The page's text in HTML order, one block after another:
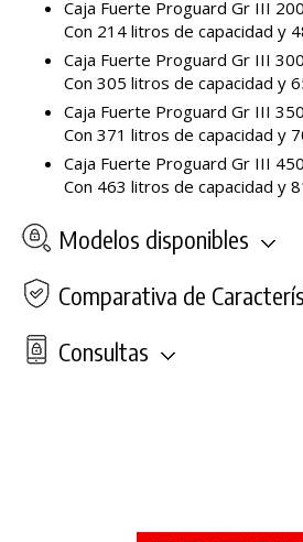
Caja Fuerte Proguard Gr III
Con 214 litros de capacidad y
Caja Fuerte Proguard Gr III
Con 305 litros de capacidad y
Caja Fuerte Proguard Gr III
Con 371 litros de capacidad y
Caja Fuerte Proguard Gr III
Con 463 litros de capacidad y
Modelos disponibles
Comparativa de
Consultas